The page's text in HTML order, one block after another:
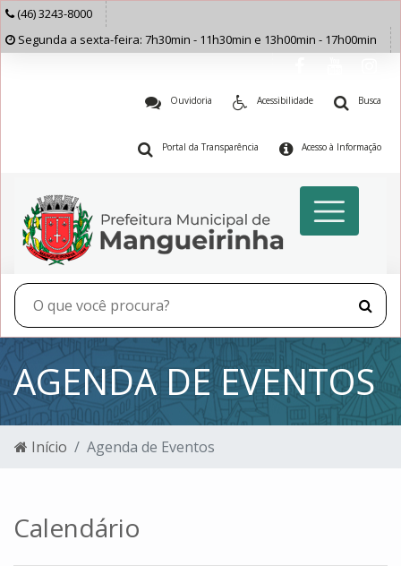
(46) 3243-8000
Segunda a sexta-feira: 7h30min - 11h30min e 13h00min - 17h00min
Busca
Acessibilidade
Ouvidoria
Acesso à Informação
Portal da Transparência
AGENDA DE EVENTOS
Início Agenda de Eventos
Calendário